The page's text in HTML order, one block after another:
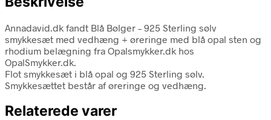
Annadavid.dk fandt Blå Bølger – 925 Sterling sølv
smykkesæt med vedhæng + øreringe med blå opal sten og
rhodium belægning fra Opalsmykker.dk hos
OpalSmykker.dk.
Flot smykkesæt i blå opal og 925 Sterling sølv.
Smykkesættet består af øreringe og vedhæng.
Relaterede varer